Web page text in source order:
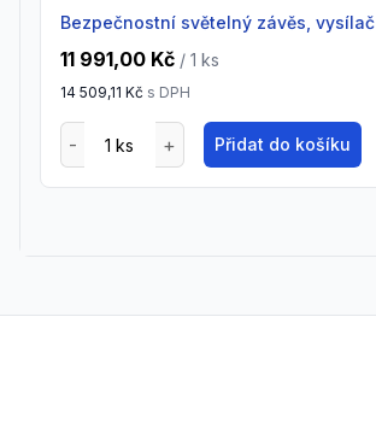
Bezpečnostní světelný závěs, vysílač
11 991,00 Kč / 1 ks
14 509,11 Kč s DPH
Přidat do košíku